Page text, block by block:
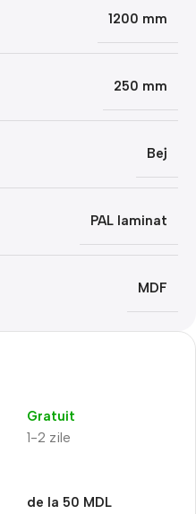
1200 mm
250 mm
Bej
PAL laminat
MDF
1-2 zile
Gratuit
de la 50 MDL